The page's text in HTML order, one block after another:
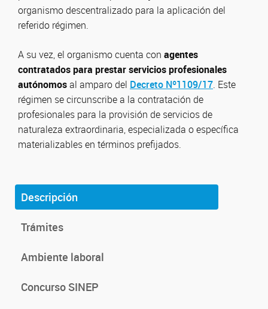
organismo descentralizado para la aplicación del
referido régimen.
A su vez, el organismo cuenta con agentes
contratados para prestar servicios profesionales
autónomosal amparo del Decreto Nº1109/17. Este
régimen se circunscribe a la contratación de
profesionales para la provisión de servicios de
naturaleza extraordinaria, especializada o específica
materializables en términos prefijados.
Descripción
Trámites
Ambiente laboral
Concurso SINEP